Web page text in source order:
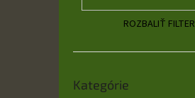
ROZBALIŤ FILTER
kategórie
Kategórie